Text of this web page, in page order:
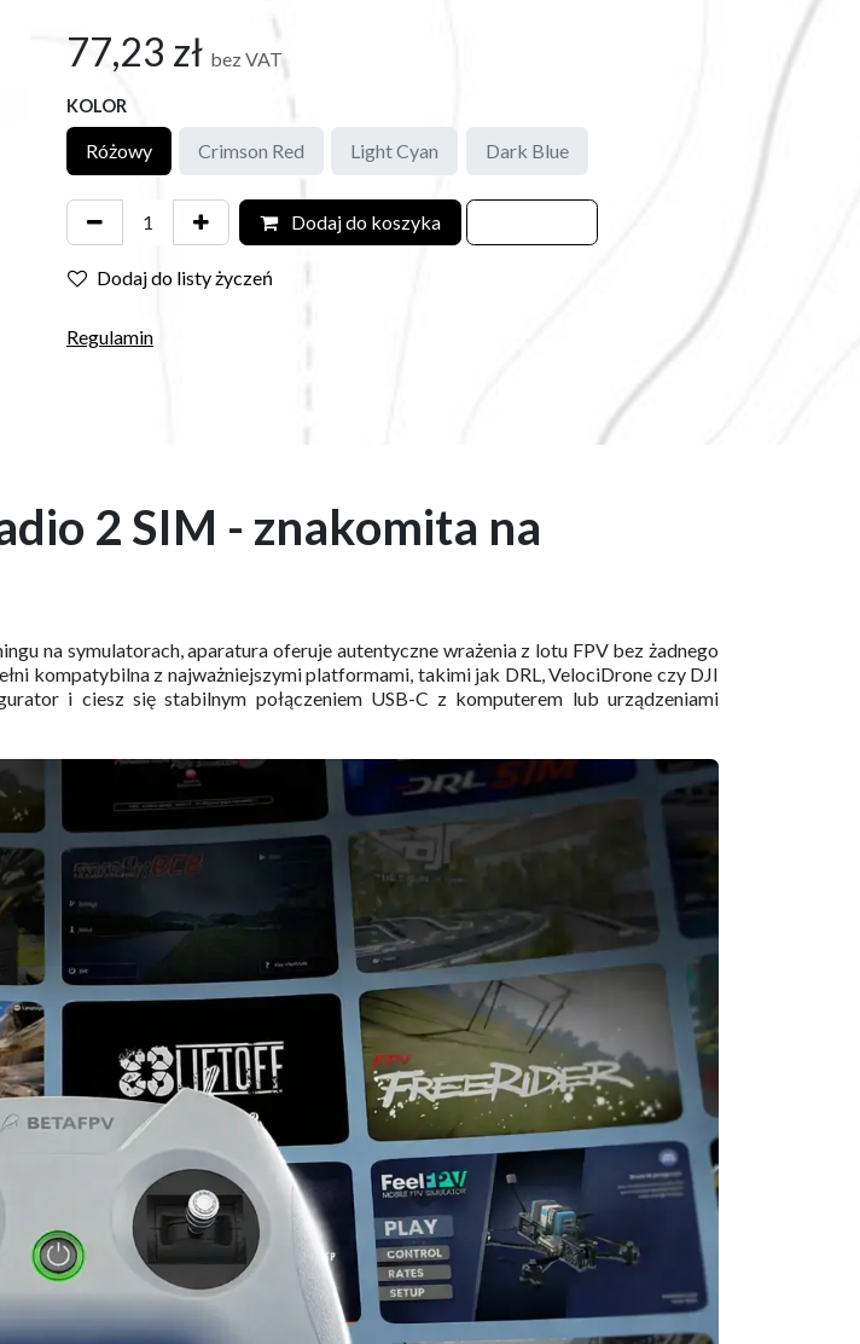
77,23 zł bez VAT
KOLOR
Różowy Crimson Red Light Cyan Dark Blue
Dodaj do koszyka
Dodaj do listy życzeń
Regulamin
2 SIM - znakomita na
na symulatorach, aparatura oferuje autentyczne wrażenia z lotu FPV bez żadnego
kompatybilna z najważniejszymi platformami, takimi jak DRL, VelociDrone czy DJI
i ciesz się stabilnym połączeniem USB-C z komputerem lub urządzeniami